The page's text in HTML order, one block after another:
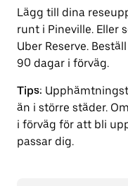
Lägg till dina
runt i Pineville. Eller
Uber Reserve.
90 dagar i förväg.
Tips:
än i större städer.
i förväg för att bli
passar dig.